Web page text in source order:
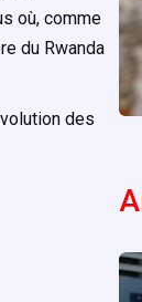
où, comme
du Rwanda
des